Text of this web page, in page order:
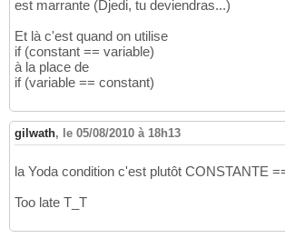
est marrante (Djedi, tu deviendras...)
Et là c'est quand on utilise
if (constant == variable)
à la place de
if (variable == constant)
gilwath, le 05/08/2010 à 18h13
la Yoda condition c'est plutôt CONSTANTE
Too late T_T